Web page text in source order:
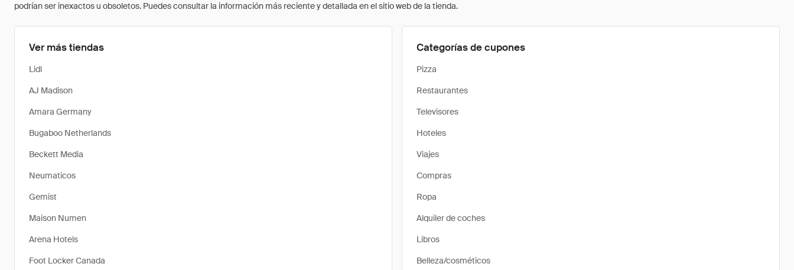
podrían ser inexactos u obsoletos. Puedes consultar la información más reciente y detallada en el sitio web de la tienda.
Ver más tiendas
Lidl
AJ Madison
Amara Germany
Bugaboo Netherlands
Beckett Media
Neumaticos
Gemist
Maison Numen
Arena Hotels
Foot Locker Canada
Categorías de cupones
Pizza
Restaurantes
Televisores
Hoteles
Viajes
Compras
Ropa
Alquiler de coches
Libros
Belleza/cosméticos